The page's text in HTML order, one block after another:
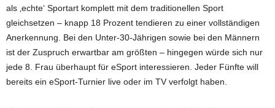
als ‚echte‘ Sportart komplett mit dem traditionellen Sport
gleichsetzen – knapp 18 Prozent tendieren zu einer vollständigen
Anerkennung. Bei den Unter-30-Jährigen sowie bei den Männern
ist der Zuspruch erwartbar am größten – hingegen würde sich nur
jede 8. Frau überhaupt für eSport interessieren. Jeder Fünfte will
bereits ein eSport-Turnier live oder im TV verfolgt haben.